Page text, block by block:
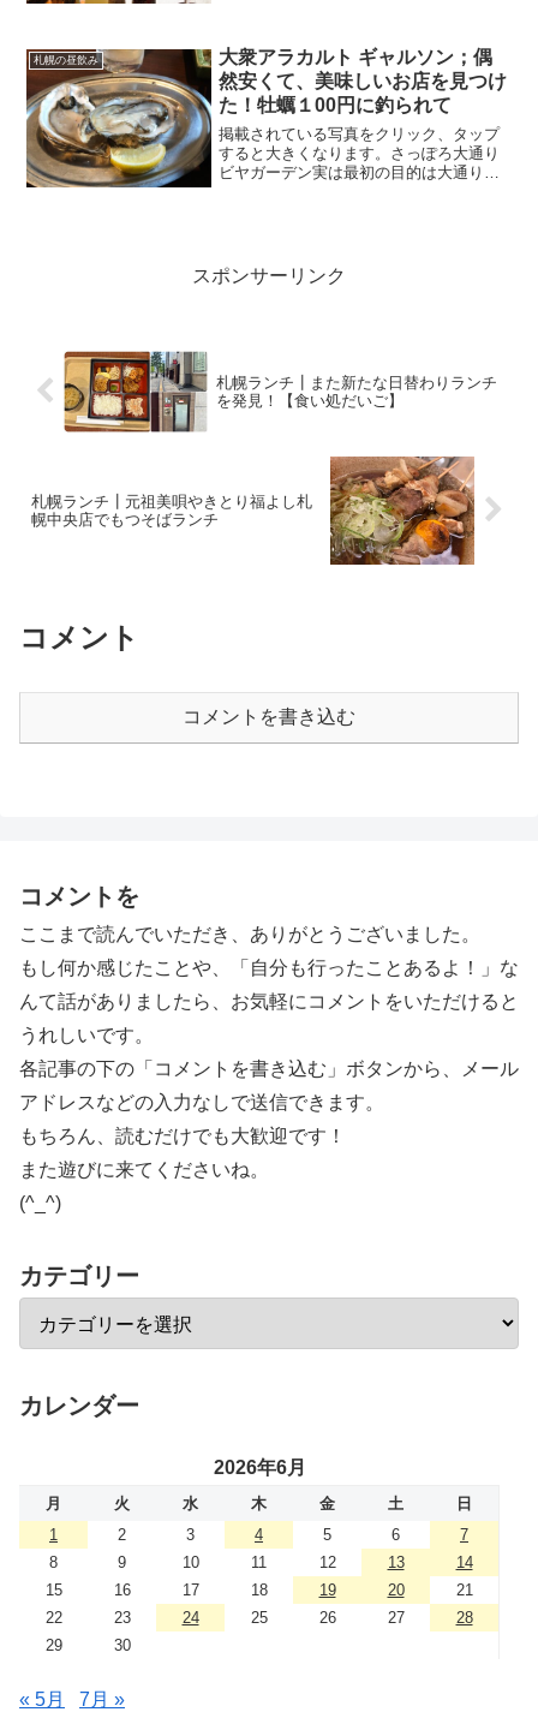
ってきました。掲載されている写真をク
リック、タップすると大きく...
札幌の昼飲み
大衆アラカルト ギャルソン；偶
然安くて、美味しいお店を見つけ
た！牡蠣１00円に釣られて
掲載されている写真をクリック、タップ
すると大きくなります。さっぽろ大通り
ビヤガーデン実は最初の目的は大通りビ
スポンサーリンク
札幌ランチ┃また新たな日替わりランチ
を発見！【食い処だいご】
札幌ランチ┃元祖美唄やきとり福よし札
幌中央店でもつそばランチ
コメント
コメントを書き込む
コメントを
ここまで読んでいただき、ありがとうございました。
もし何か感じたことや、「自分も行ったことあるよ！」な
んて話がありましたら、お気軽にコメントをいただけると
うれしいです。
各記事の下の「コメントを書き込む」ボタンから、メール
アドレスなどの入力なしで送信できます。
もちろん、読むだけでも大歓迎です！
また遊びに来てくださいね。
(^_^)
カテゴリー
カレンダー
2026年6月
月 火 水 木 金 土
日
1
2 3 4 5 6
7
8
9 10 11 12 13
14
15
16 17 18 19 20
21
22
23 24 25 26 27
28
29
30
« 5月 7月 »